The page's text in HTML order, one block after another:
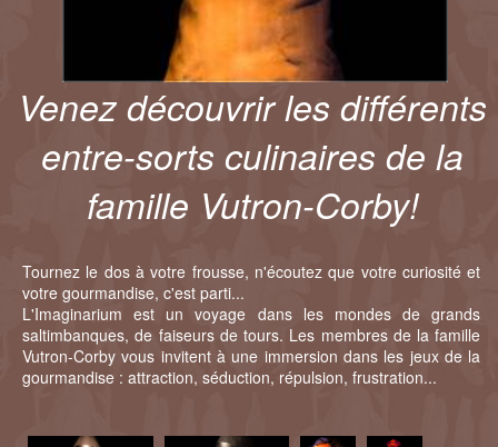
Venez découvrir les différents
entre-sorts culinaires de la
famille Vutron-Corby!
Tournez le dos à votre frousse, n'écoutez que votre curiosité et
votre gourmandise, c'est parti...
L'Imaginarium est un voyage dans les mondes de grands
saltimbanques, de faiseurs de tours. Les membres de la famille
Vutron-Corby vous invitent à une immersion dans les jeux de la
gourmandise : attraction, séduction, répulsion, frustration...